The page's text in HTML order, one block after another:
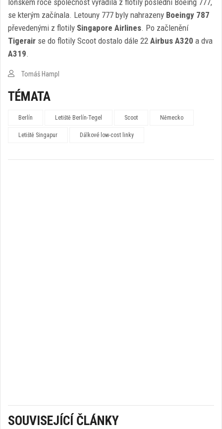
loňském roce společnost vyřadila z flotily poslední Boeing 777,
se kterým začínala. Letouny 777 byly nahrazeny Boeingy 787
převedenými z flotily Singapore Airlines. Po začlenění
Tigerair se do flotily Scoot dostalo dále 22 Airbus A320 a dva
A319.
Tomáš Hampl
TÉMATA
Berlín Letiště Berlín-Tegel Scoot Německo
Letiště Singapur Dálkové low-cost linky
SOUVISEJÍCÍ ČLÁNKY